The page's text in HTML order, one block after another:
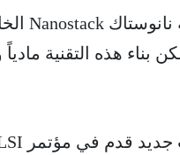
بناء هذه التقنية